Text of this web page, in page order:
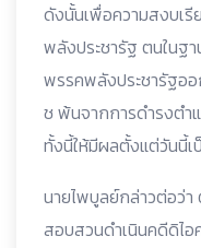
ดังนั้นเพื่อความสงบเรี
พลังประชารัฐ ตนในฐ
พรรคพลังประชารัฐอ
ช พ้นจากการดำรงตำ
ทั้งนี้ให้มีผลตั้งแต่วันนี้เ
นายไพบูลย์กล่าวต่อว่า
สอบสวนดำเนินคดีดิไ